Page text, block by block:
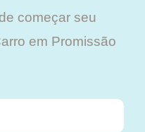
começar seu
em Promissão